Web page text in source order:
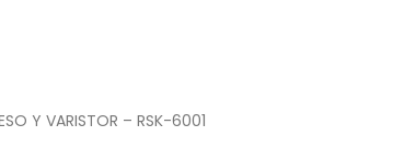
Y VARISTOR – RSK-6001